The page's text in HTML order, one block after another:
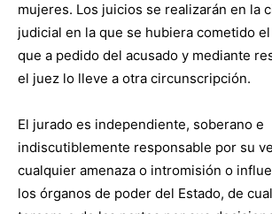
mujeres. Los juicios se realizarán en la
judicial en la que se hubiera cometido
que a pedido del acusado y mediante
el juez lo lleve a otra circunscripción.
El jurado es independiente, soberano e
indiscutiblemente responsable por su
cualquier amenaza o intromisión o
los órganos de poder del Estado, de